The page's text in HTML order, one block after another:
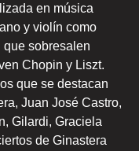
en música
y violín como
que sobresalen
Chopin y Liszt.
que se destacan
Juan José Castro,
Gilardi, Graciela
de Ginastera